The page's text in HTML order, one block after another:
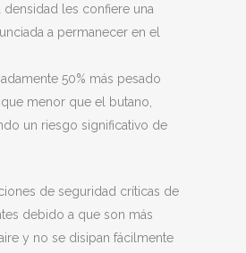
densidad les confiere una
a permanecer en el
50% más pesado
menor que el butano,
un riesgo significativo de
de seguridad críticas de
debido a que son más
y no se disipan fácilmente